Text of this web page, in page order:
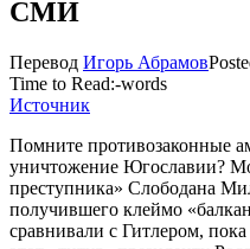
СМИ
Перевод Игорь Абрамов
Time to Read:-words
Источник
Помните противозаконные
уничтожение Югославии?
преступника» Слободана
получившего клеймо
сравнивали с Гитлером,